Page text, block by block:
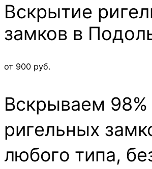
Вскрытие
замков в
от 900 руб.
Вскрываем 98%
ригельных
любого типа,